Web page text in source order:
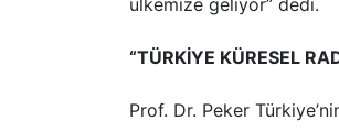
“TÜRKİYE KÜRESEL
Prof. Dr. Peker